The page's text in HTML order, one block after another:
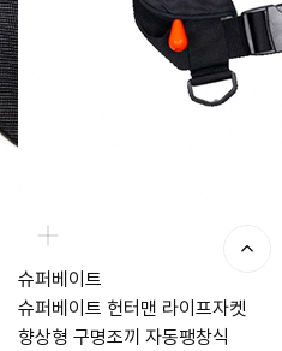
슈퍼베이트
슈퍼베이트 헌터맨 라이프자켓
향상형 구명조끼 자동팽창식